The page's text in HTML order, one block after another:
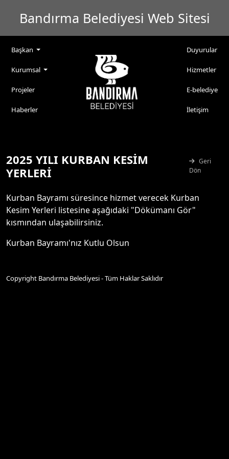
Bandırma Belediyesi Web Sitesi
Başkan
Kurumsal
Projeler
Haberler
Duyurular
Hizmetler
E-belediye
İletişim
2025 YILI KURBAN KESİM
YERLERİ
Geri
Dön
Kurban Bayramı süresince hizmet verecek Kurban
Kesim Yerleri listesine aşağıdaki "Dökümanı Gör"
kısmından ulaşabilirsiniz.
Kurban Bayramı'nız Kutlu Olsun
Copyright Bandırma Belediyesi - Tüm Haklar Saklıdır